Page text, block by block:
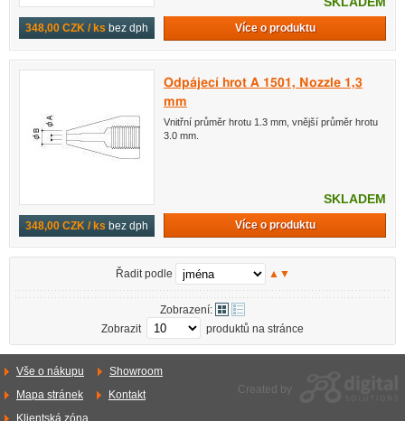
348,00 CZK / ks bez dph Více o produktu
348,00 CZK / ks bez dph
Odpájecí hrot A 1501, Nozzle 1,3
mm
Vnitřní průměr hrotu 1.3 mm, vnější průměr hrotu
3.0 mm.
SKLADEM
Více o produktu
Řadit podle ▲ ▼
Zobrazení:
Zobrazit
produktů na stránce
Vše o nákupu
Showroom
Mapa stránek
Kontakt
Klientská zóna
Created by